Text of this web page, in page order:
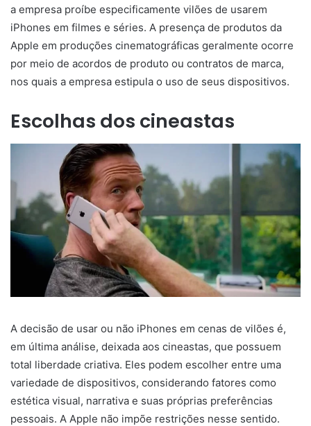
a empresa proíbe especificamente vilões de usarem
iPhones em filmes e séries. A presença de produtos da
Apple em produções cinematográficas geralmente ocorre
por meio de acordos de produto ou contratos de marca,
nos quais a empresa estipula o uso de seus dispositivos.
Escolhas dos cineastas
A decisão de usar ou não iPhones em cenas de vilões é,
em última análise, deixada aos cineastas, que possuem
total liberdade criativa. Eles podem escolher entre uma
variedade de dispositivos, considerando fatores como
estética visual, narrativa e suas próprias preferências
pessoais. A Apple não impõe restrições nesse sentido.